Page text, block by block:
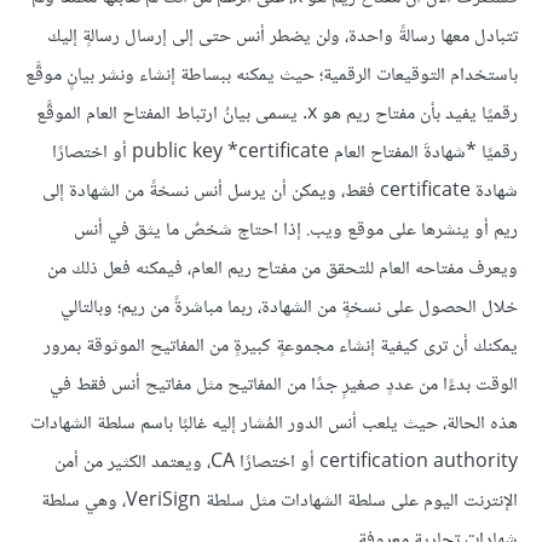
تتبادل معها رسالةً واحدة، ولن يضطر أنس حتى إلى إرسال رسالةٍ إليك
باستخدام التوقيعات الرقمية؛ حيث يمكنه ببساطة إنشاء ونشر بيانٍ موقَّع
رقميًا يفيد بأن مفتاح ريم هو x. يسمى بيانُ ارتباط المفتاح العام الموقَّع
رقميًا *شهادةَ المفتاح العام public key *certificate أو اختصارًا
شهادة certificate فقط، ويمكن أن يرسل أنس نسخةً من الشهادة إلى
ريم أو ينشرها على موقع ويب. إذا احتاج شخصٌ ما يثق في أنس
ويعرف مفتاحه العام للتحقق من مفتاح ريم العام، فيمكنه فعل ذلك من
خلال الحصول على نسخةٍ من الشهادة، ربما مباشرةً من ريم؛ وبالتالي
يمكنك أن ترى كيفية إنشاء مجموعةٍ كبيرةٍ من المفاتيح الموثوقة بمرور
الوقت بدءًا من عددٍ صغيرٍ جدًا من المفاتيح مثل مفاتيح أنس فقط في
هذه الحالة، حيث يلعب أنس الدور المُشار إليه غالبًا باسم سلطة الشهادات
certification authority أو اختصارًا CA، ويعتمد الكثير من أمن
الإنترنت اليوم على سلطة الشهادات مثل سلطة VeriSign، وهي سلطة